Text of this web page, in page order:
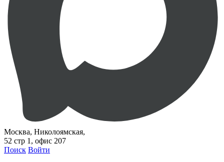
Москва, Николоямская,
52 стр 1, офис 207
Поиск Войти